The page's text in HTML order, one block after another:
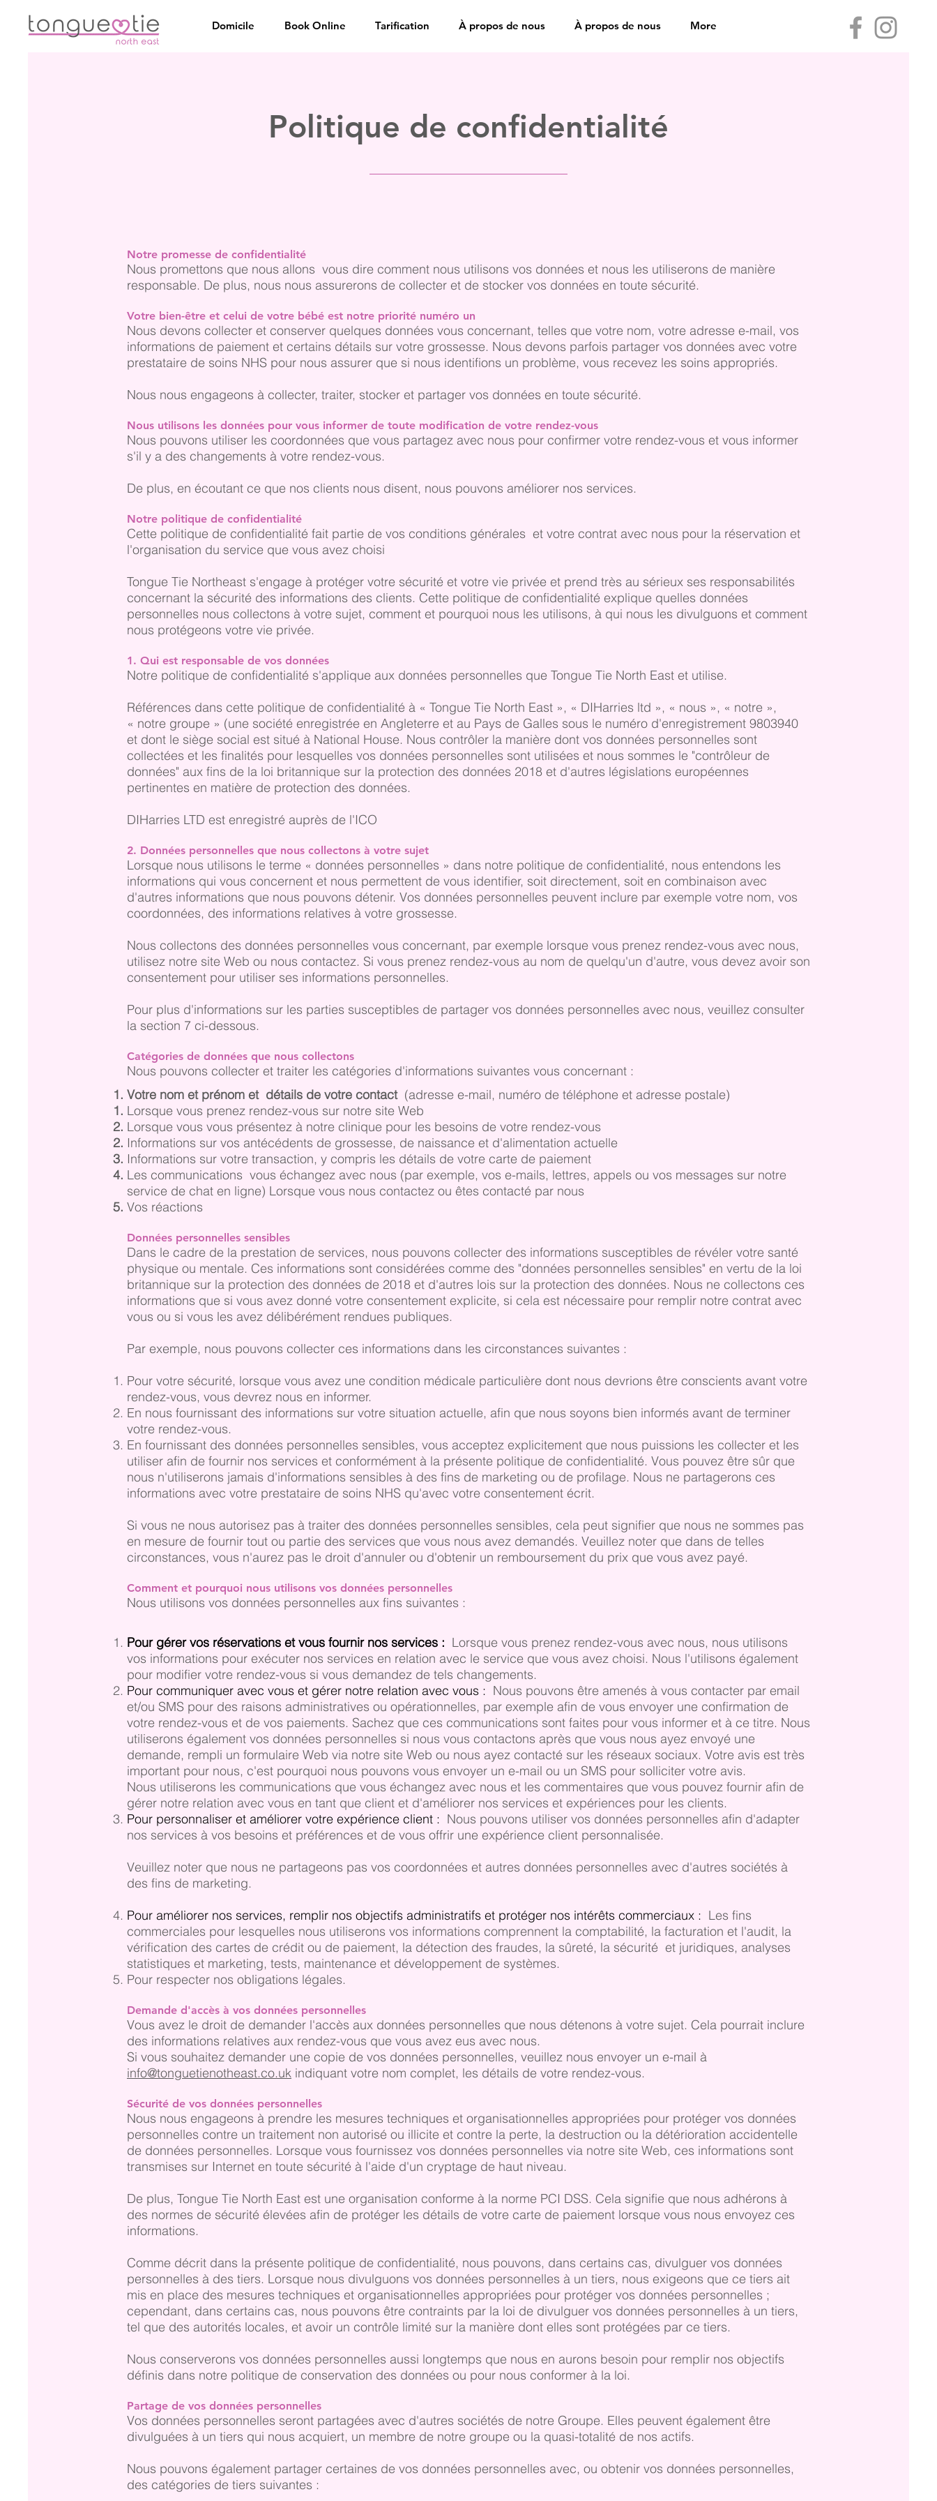
Domicile Book Online Tarification À propos de nous À propos de nous More
Politique de confidentialité
Notre promesse de confidentialité
Nous promettons que nous allons vous dire comment nous utilisons vos données et nous les utiliserons de manière
responsable. De plus, nous nous assurerons de collecter et de stocker vos données en toute sécurité.
Votre bien-être et celui de votre bébé est notre priorité numéro un
Nous devons collecter et conserver quelques données vous concernant, telles que votre nom, votre adresse e-mail, vos
informations de paiement et certains détails sur votre grossesse. Nous devons parfois partager vos données avec votre
prestataire de soins NHS pour nous assurer que si nous identifions un problème, vous recevez les soins appropriés.
Nous nous engageons à collecter, traiter, stocker et partager vos données en toute sécurité.
Nous utilisons les données pour vous informer de toute modification de votre rendez-vous
Nous pouvons utiliser les coordonnées que vous partagez avec nous pour confirmer votre rendez-vous et vous informer
s'il y a des changements à votre rendez-vous.
De plus, en écoutant ce que nos clients nous disent, nous pouvons améliorer nos services.
Notre politique de confidentialité
Cette politique de confidentialité fait partie de vos conditions générales et votre contrat avec nous pour la réservation et
l'organisation du service que vous avez choisi
Tongue Tie Northeast s'engage à protéger votre sécurité et votre vie privée et prend très au sérieux ses responsabilités
concernant la sécurité des informations des clients. Cette politique de confidentialité explique quelles données
personnelles nous collectons à votre sujet, comment et pourquoi nous les utilisons, à qui nous les divulguons et comment
nous protégeons votre vie privée.
1. Qui est responsable de vos données
Notre politique de confidentialité s'applique aux données personnelles que Tongue Tie North East et utilise.
Références dans cette politique de confidentialité à « Tongue Tie North East », « DIHarries ltd », « nous », « notre »,
« notre groupe » (une société enregistrée en Angleterre et au Pays de Galles sous le numéro d'enregistrement 9803940
et dont le siège social est situé à National House. Nous contrôler la manière dont vos données personnelles sont
collectées et les finalités pour lesquelles vos données personnelles sont utilisées et nous sommes le "contrôleur de
données" aux fins de la loi britannique sur la protection des données 2018 et d'autres législations européennes
pertinentes en matière de protection des données.
DIHarries LTD est enregistré auprès de l'ICO
2. Données personnelles que nous collectons à votre sujet
Lorsque nous utilisons le terme « données personnelles » dans notre politique de confidentialité, nous entendons les
informations qui vous concernent et nous permettent de vous identifier, soit directement, soit en combinaison avec
d'autres informations que nous pouvons détenir. Vos données personnelles peuvent inclure par exemple votre nom, vos
coordonnées, des informations relatives à votre grossesse.
Nous collectons des données personnelles vous concernant, par exemple lorsque vous prenez rendez-vous avec nous,
utilisez notre site Web ou nous contactez. Si vous prenez rendez-vous au nom de quelqu'un d'autre, vous devez avoir son
consentement pour utiliser ses informations personnelles.
Pour plus d'informations sur les parties susceptibles de partager vos données personnelles avec nous, veuillez consulter
la section 7 ci-dessous.
Catégories de données que nous collectons
Nous pouvons collecter et traiter les catégories d'informations suivantes vous concernant :
Votre nom et prénom et détails de votre contact(adresse e-mail, numéro de téléphone et adresse postale)
Lorsque vous prenez rendez-vous sur notre site Web
Lorsque vous vous présentez à notre clinique pour les besoins de votre rendez-vous
Informations sur vos antécédents de grossesse, de naissance et d'alimentation actuelle
Informations sur votre transaction, y compris les détails de votre carte de paiement
Les communications vous échangez avec nous (par exemple, vos e-mails, lettres, appels ou vos messages sur notre
service de chat en ligne) Lorsque vous nous contactez ou êtes contacté par nous
Vos réactions
Données personnelles sensibles
Dans le cadre de la prestation de services, nous pouvons collecter des informations susceptibles de révéler votre santé
physique ou mentale. Ces informations sont considérées comme des "données personnelles sensibles" en vertu de la loi
britannique sur la protection des données de 2018 et d'autres lois sur la protection des données. Nous ne collectons ces
informations que si vous avez donné votre consentement explicite, si cela est nécessaire pour remplir notre contrat avec
vous ou si vous les avez délibérément rendues publiques.
Par exemple, nous pouvons collecter ces informations dans les circonstances suivantes :
Pour votre sécurité, lorsque vous avez une condition médicale particulière dont nous devrions être conscients avant votre
rendez-vous, vous devrez nous en informer.
En nous fournissant des informations sur votre situation actuelle, afin que nous soyons bien informés avant de terminer
votre rendez-vous.
En fournissant des données personnelles sensibles, vous acceptez explicitement que nous puissions les collecter et les
utiliser afin de fournir nos services et conformément à la présente politique de confidentialité. Vous pouvez être sûr que
nous n'utiliserons jamais d'informations sensibles à des fins de marketing ou de profilage. Nous ne partagerons ces
informations avec votre prestataire de soins NHS qu'avec votre consentement écrit.
Si vous ne nous autorisez pas à traiter des données personnelles sensibles, cela peut signifier que nous ne sommes pas
en mesure de fournir tout ou partie des services que vous nous avez demandés. Veuillez noter que dans de telles
circonstances, vous n'aurez pas le droit d'annuler ou d'obtenir un remboursement du prix que vous avez payé.
Comment et pourquoi nous utilisons vos données personnelles
Nous utilisons vos données personnelles aux fins suivantes :
Pour gérer vos réservations et vous fournir nos services : Lorsque vous prenez rendez-vous avec nous, nous utilisons
vos informations pour exécuter nos services en relation avec le service que vous avez choisi. Nous l'utilisons également
pour modifier votre rendez-vous si vous demandez de tels changements.
Pour communiquer avec vous et gérer notre relation avec vous : Nous pouvons être amenés à vous contacter par email
et/ou SMS pour des raisons administratives ou opérationnelles, par exemple afin de vous envoyer une confirmation de
votre rendez-vous et de vos paiements. Sachez que ces communications sont faites pour vous informer et à ce titre. Nous
utiliserons également vos données personnelles si nous vous contactons après que vous nous ayez envoyé une
demande, rempli un formulaire Web via notre site Web ou nous ayez contacté sur les réseaux sociaux. Votre avis est très
important pour nous, c'est pourquoi nous pouvons vous envoyer un e-mail ou un SMS pour solliciter votre avis.
Nous utiliserons les communications que vous échangez avec nous et les commentaires que vous pouvez fournir afin de
gérer notre relation avec vous en tant que client et d'améliorer nos services et expériences pour les clients.
Pour personnaliser et améliorer votre expérience client : Nous pouvons utiliser vos données personnelles afin d'adapter
nos services à vos besoins et préférences et de vous offrir une expérience client personnalisée.
Veuillez noter que nous ne partageons pas vos coordonnées et autres données personnelles avec d'autres sociétés à
des fins de marketing.
Pour améliorer nos services, remplir nos objectifs administratifs et protéger nos intérêts commerciaux : Les fins
commerciales pour lesquelles nous utiliserons vos informations comprennent la comptabilité, la facturation et l'audit, la
vérification des cartes de crédit ou de paiement, la détection des fraudes, la sûreté, la sécurité et juridiques, analyses
statistiques et marketing, tests, maintenance et développement de systèmes.
Pour respecter nos obligations légales.
Demande d'accès à vos données personnelles
Vous avez le droit de demander l'accès aux données personnelles que nous détenons à votre sujet. Cela pourrait inclure
des informations relatives aux rendez-vous que vous avez eus avec nous.
Si vous souhaitez demander une copie de vos données personnelles, veuillez nous envoyer un e-mail à
info@tonguetienotheast.co.uk indiquant votre nom complet, les détails de votre rendez-vous.
Sécurité de vos données personnelles
Nous nous engageons à prendre les mesures techniques et organisationnelles appropriées pour protéger vos données
personnelles contre un traitement non autorisé ou illicite et contre la perte, la destruction ou la détérioration accidentelle
de données personnelles. Lorsque vous fournissez vos données personnelles via notre site Web, ces informations sont
transmises sur Internet en toute sécurité à l'aide d'un cryptage de haut niveau.
De plus, Tongue Tie North East est une organisation conforme à la norme PCI DSS. Cela signifie que nous adhérons à
des normes de sécurité élevées afin de protéger les détails de votre carte de paiement lorsque vous nous envoyez ces
informations.
Comme décrit dans la présente politique de confidentialité, nous pouvons, dans certains cas, divulguer vos données
personnelles à des tiers. Lorsque nous divulguons vos données personnelles à un tiers, nous exigeons que ce tiers ait
mis en place des mesures techniques et organisationnelles appropriées pour protéger vos données personnelles ;
cependant, dans certains cas, nous pouvons être contraints par la loi de divulguer vos données personnelles à un tiers,
tel que des autorités locales, et avoir un contrôle limité sur la manière dont elles sont protégées par ce tiers.
Nous conserverons vos données personnelles aussi longtemps que nous en aurons besoin pour remplir nos objectifs
définis dans notre politique de conservation des données ou pour nous conformer à la loi.
Partage de vos données personnelles
Vos données personnelles seront partagées avec d'autres sociétés de notre Groupe. Elles peuvent également être
divulguées à un tiers qui nous acquiert, un membre de notre groupe ou la quasi-totalité de nos actifs.
Nous pouvons également partager certaines de vos données personnelles avec, ou obtenir vos données personnelles,
des catégories de tiers suivantes :